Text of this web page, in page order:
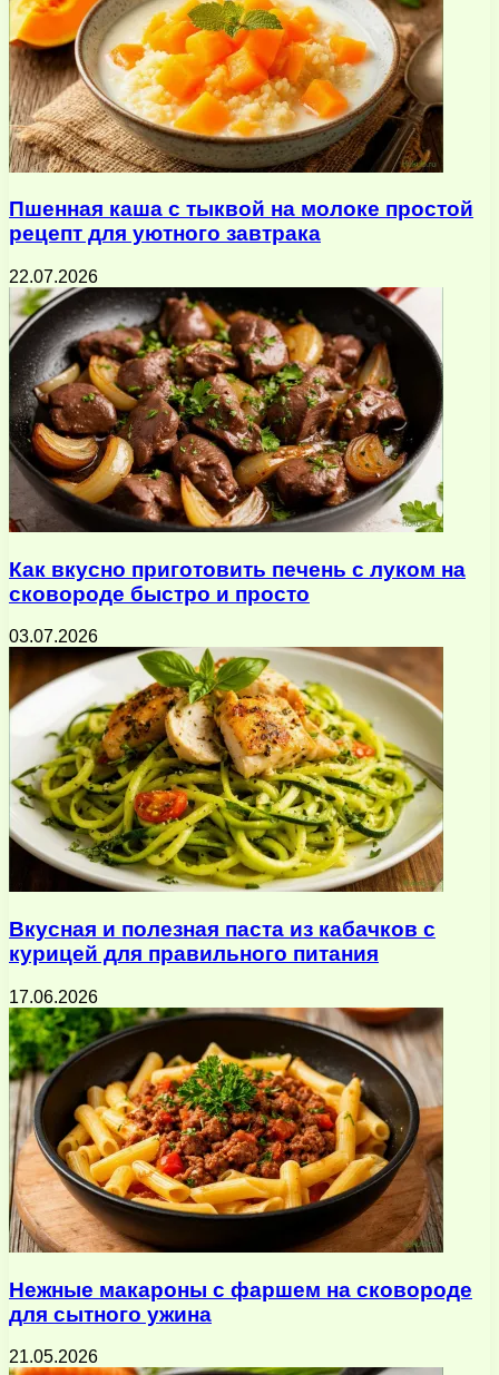
Пшенная каша с тыквой на молоке простой
рецепт для уютного завтрака
22.07.2026
Как вкусно приготовить печень с луком на
сковороде быстро и просто
03.07.2026
Вкусная и полезная паста из кабачков с
курицей для правильного питания
17.06.2026
Нежные макароны с фаршем на сковороде
для сытного ужина
21.05.2026